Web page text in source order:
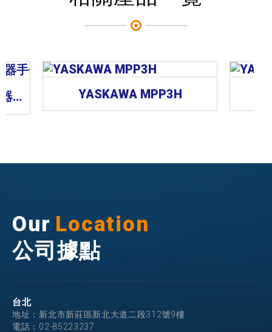
台達Delta DRS50L系列機器手臂 YASKAWA MPP3H
Our Location
公司據點
台北
地址：新北市新莊區新北大道二段312號9樓
電話： 02-85223237